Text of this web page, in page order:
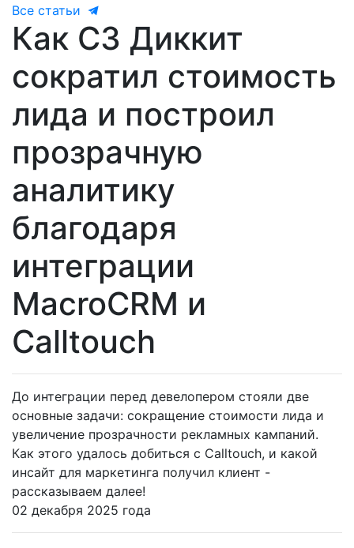
Все статьи
Как СЗ Диккит
сократил стоимость
лида и построил
прозрачную
аналитику
благодаря
интеграции
MacroCRM и
Calltouch
До интеграции перед девелопером стояли две
основные задачи: сокращение стоимости лида и
увеличение прозрачности рекламных кампаний.
Как этого удалось добиться с Calltouch, и какой
инсайт для маркетинга получил клиент -
рассказываем далее!
02 декабря 2025 года